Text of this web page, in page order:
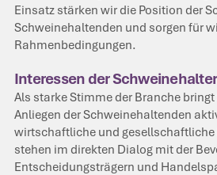
Einsatz stärken wir die Position der
Schweinehaltenden und sorgen für
Rahmenbedingungen.
Interessen der
Als starke Stimme der Branche
Anliegen der Schweinehaltenden
wirtschaftliche und
stehen im direkten Dialog mit der
Entscheidungsträgern und